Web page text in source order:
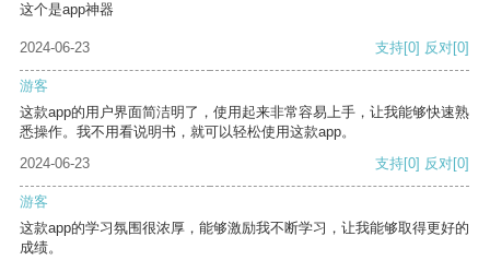
这个是app神器
2024-06-23 支持[0] 反对[0]
游客
这款app的用户界面简洁明了，使用起来非常容易上手，让我能够快速熟
悉操作。我不用看说明书，就可以轻松使用这款app。
2024-06-23
支持[0] 反对[0]
游客
这款app的学习氛围很浓厚，能够激励我不断学习，让我能够取得更好的
成绩。